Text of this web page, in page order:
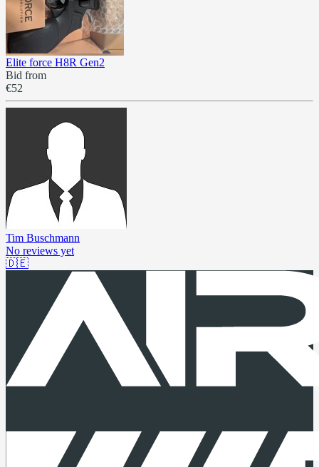
Elite force H8R Gen2
Bid from
€52
Tim Buschmann
No reviews yet
🇩🇪